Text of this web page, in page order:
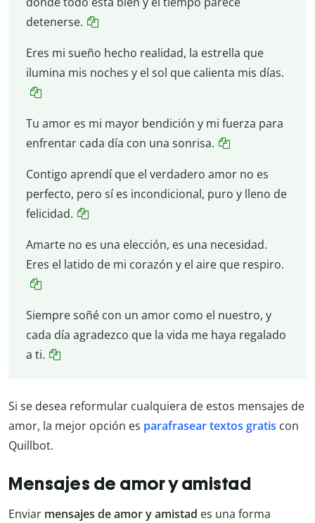
detenerse.
Eres mi sueño hecho realidad, la estrella que
ilumina mis noches y el sol que calienta mis días.
Tu amor es mi mayor bendición y mi fuerza para
enfrentar cada día con una sonrisa.
Contigo aprendí que el verdadero amor no es
perfecto, pero sí es incondicional, puro y lleno de
felicidad.
Amarte no es una elección, es una necesidad.
Eres el latido de mi corazón y el aire que respiro.
Siempre soñé con un amor como el nuestro, y
cada día agradezco que la vida me haya regalado
a ti.
Si se desea reformular cualquiera de estos mensajes de
amor, la mejor opción es parafrasear textos gratis con
Quillbot.
Mensajes de amor y amistad
Enviar mensajes de amor y amistad es una forma